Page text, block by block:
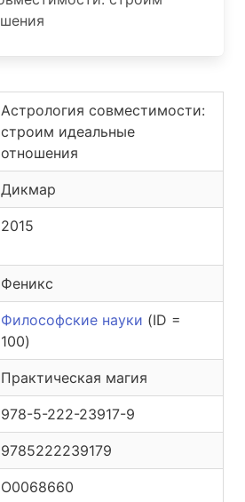
Астрология совместимости:
строим идеальные
отношения
Дикмар
2015
Феникс
Философские науки (ID =
100)
Практическая магия
978-5-222-23917-9
9785222239179
O0068660